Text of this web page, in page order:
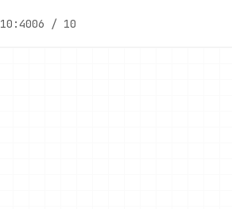
10:4006 / 10